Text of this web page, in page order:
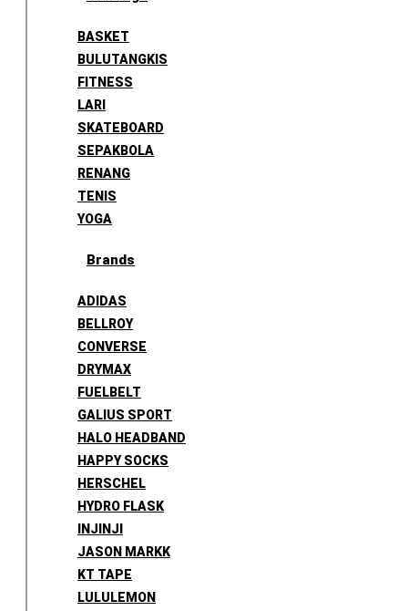
BASKET
BULUTANGKIS
FITNESS
LARI
SKATEBOARD
SEPAKBOLA
RENANG
TENIS
YOGA
Brands
ADIDAS
BELLROY
CONVERSE
DRYMAX
FUELBELT
GALIUS SPORT
HALO HEADBAND
HAPPY SOCKS
HERSCHEL
HYDRO FLASK
INJINJI
JASON MARKK
KT TAPE
LULULEMON